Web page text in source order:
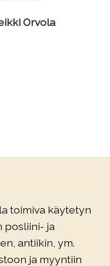
Orvola
toimiva käytetyn
posliini- ja
antiikin, ym.
ja myyntiin